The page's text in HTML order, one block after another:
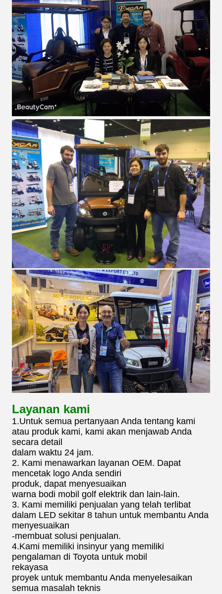
Layanan kami
1.Untuk semua pertanyaan Anda tentang kami
atau produk kami, kami akan menjawab Anda
secara detail
dalam waktu 24 jam.
2. Kami menawarkan layanan OEM. Dapat
mencetak logo Anda sendiri
produk, dapat menyesuaikan
warna bodi mobil golf elektrik dan lain-lain.
3. Kami memiliki penjualan yang telah terlibat
dalam LED sekitar 8 tahun untuk membantu Anda
menyesuaikan
-membuat solusi penjualan.
4.Kami memiliki insinyur yang memiliki
pengalaman di Toyota untuk mobil
rekayasa
proyek untuk membantu Anda menyelesaikan
semua masalah teknis